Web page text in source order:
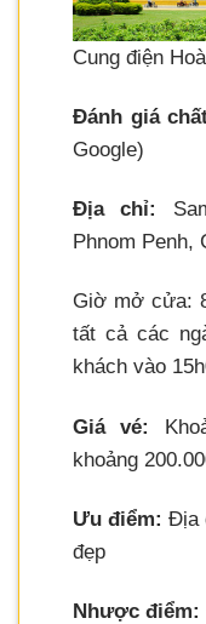
Cung điện
Đánh giá
Google)
Địa chỉ:
Phnom Penh,
Giờ mở cửa:
tất cả các
khách vào
Giá vé:
khoảng
Ưu điểm: Địa
đẹp
Nhược điểm: